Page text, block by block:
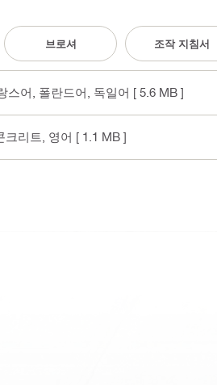
브로셔 조작 지침서
스어, 폴란드어, 독일어 [ 5.6 MB ]
크리트 , 영어 [ 1.1 MB ]